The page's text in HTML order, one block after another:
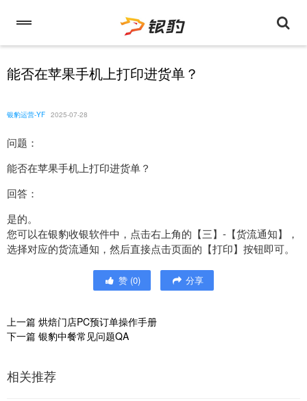
能否在苹果手机上打印进货单？
银豹运营-YF 2025-07-28
问题：
能否在苹果手机上打印进货单？
回答：
是的。
您可以在银豹收银软件中，点击右上角的【三】-【货流通知】，
选择对应的货流通知，然后直接点击页面的【打印】按钮即可。
赞 (0) 分享
上一篇 烘焙门店PC预订单操作手册
下一篇 银豹中餐常见问题QA
相关推荐